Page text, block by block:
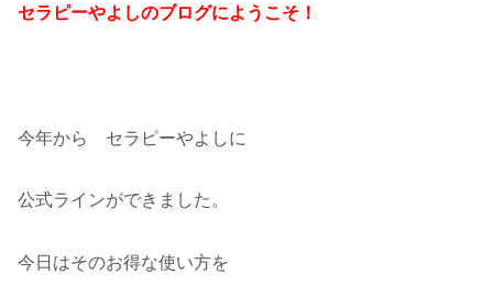
セラピーやよしのブログにようこそ！
今年から セラピーやよしに
公式ラインができました。
今日はそのお得な使い方を